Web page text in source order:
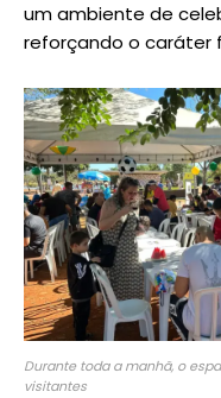
um ambiente de
reforçando o caráter
Durante toda a manhã, o
visitantes